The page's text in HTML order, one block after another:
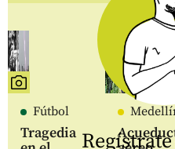
Fútbol
Tragedia Regístrate